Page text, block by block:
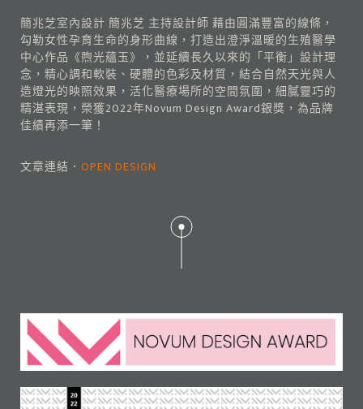
簡兆芝室內設計 簡兆芝 主持設計師 藉由圓滿豐富的線條，
勾勒女性孕育生命的身形曲線，打造出澄淨溫暖的生殖醫學
中心作品《煦光蘊玉》，並延續長久以來的「平衡」設計理
念，精心調和軟裝、硬體的色彩及材質，結合自然天光與人
造燈光的映照效果，活化醫療場所的空間氛圍，細膩靈巧的
精湛表現，榮獲2022年Novum Design Award銀獎，為品牌
佳績再添一筆！
文章連結． OPEN DESIGN